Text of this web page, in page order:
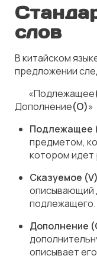
слов
В китайском
предложении
📚 «Подлежащее
Дополнение(O)»
Подлежащее
предметом,
котором идет
Сказуемое (V)
описывающий
подлежащего.
Дополнение
описывает